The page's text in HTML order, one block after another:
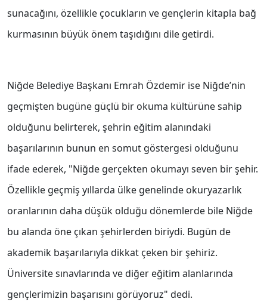
sunacağını, özellikle çocukların ve gençlerin kitapla bağ
kurmasının büyük önem taşıdığını dile getirdi.
Niğde Belediye Başkanı Emrah Özdemir ise Niğde’nin
geçmişten bugüne güçlü bir okuma kültürüne sahip
olduğunu belirterek, şehrin eğitim alanındaki
başarılarının bunun en somut göstergesi olduğunu
ifade ederek, "Niğde gerçekten okumayı seven bir şehir.
Özellikle geçmiş yıllarda ülke genelinde okuryazarlık
oranlarının daha düşük olduğu dönemlerde bile Niğde
bu alanda öne çıkan şehirlerden biriydi. Bugün de
akademik başarılarıyla dikkat çeken bir şehiriz.
Üniversite sınavlarında ve diğer eğitim alanlarında
gençlerimizin başarısını görüyoruz" dedi.